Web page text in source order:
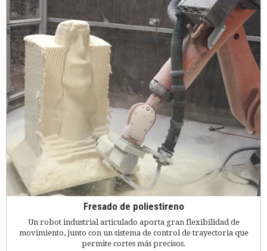
Fresado de poliestireno
Un robot industrial articulado aporta gran flexibilidad de
movimiento, junto con un sistema de control de trayectoria que
permite cortes más precisos.